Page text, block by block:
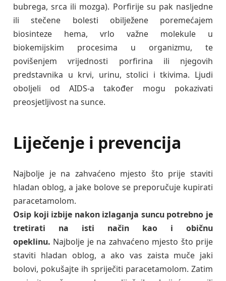
bubrega, srca ili mozga). Porfirije su pak nasljedne
ili stečene bolesti obilježene poremećajem
biosinteze hema, vrlo važne molekule u
biokemijskim procesima u organizmu, te
povišenjem vrijednosti porfirina ili njegovih
predstavnika u krvi, urinu, stolici i tkivima. Ljudi
oboljeli od AIDS-a također mogu pokazivati
preosjetljivost na sunce.
Liječenje i prevencija
Najbolje je na zahvaćeno mjesto što prije staviti
hladan oblog, a jake bolove se preporučuje kupirati
paracetamolom.
Osip koji izbije nakon izlaganja suncu potrebno je
tretirati na isti način kao i običnu
opeklinu. Najbolje je na zahvaćeno mjesto što prije
staviti hladan oblog, a ako vas zaista muče jaki
bolovi, pokušajte ih spriječiti paracetamolom. Zatim